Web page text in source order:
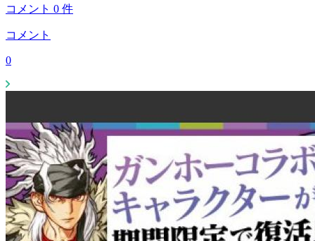
コメント 0 件
コメント
0